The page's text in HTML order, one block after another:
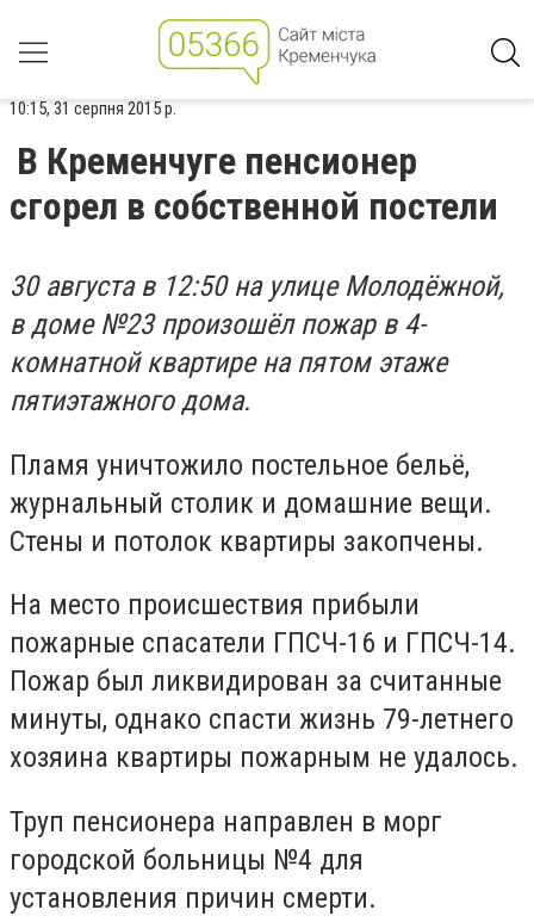
10:15, 31 серпня 2015 р.
В Кременчуге пенсионер
сгорел в собственной постели
30 августа в 12:50 на улице Молодёжной,
в доме №23 произошёл пожар в 4-
комнатной квартире на пятом этаже
пятиэтажного дома.
Пламя уничтожило постельное бельё,
журнальный столик и домашние вещи.
Стены и потолок квартиры закопчены.
На место происшествия прибыли
пожарные спасатели ГПСЧ-16 и ГПСЧ-14.
Пожар был ликвидирован за считанные
минуты, однако спасти жизнь 79-летнего
хозяина квартиры пожарным не удалось.
Труп пенсионера направлен в морг
городской больницы №4 для
установления причин смерти.